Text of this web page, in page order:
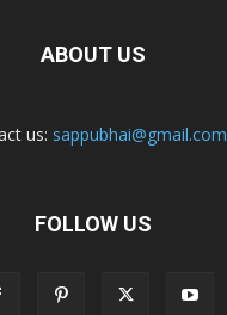
ABOUT US
us: sappubhai@gmail.com
FOLLOW US